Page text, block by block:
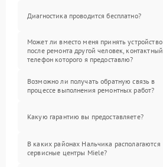
Диагностика проводится бесплатно?
Может ли вместо меня принять устройство
после ремонта другой человек, контактный
телефон которого я предоставлю?
Возможно ли получать обратную связь в
процессе выполнения ремонтных работ?
Какую гарантию вы предоставляете?
В каких районах Нальчика располагаются
сервисные центры Miele?